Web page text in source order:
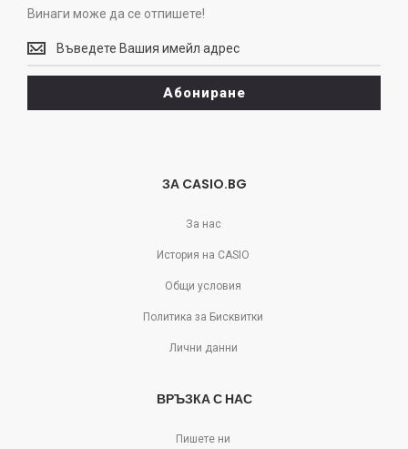
Винаги може да се отпишете!
Винаги
може
да
отпишете!
Абониране
ЗА CASIO.BG
За нас
История на CASIO
Общи условия
Политика за Бисквитки
Лични данни
ВРЪЗКА С НАС
Пишете ни